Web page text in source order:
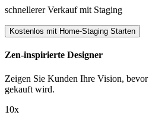
schnellerer Verkauf mit Staging
Kostenlos mit Home-Staging Starten
Zen-inspirierte Designer
Zeigen Sie Kunden Ihre Vision,
gekauft wird.
10x